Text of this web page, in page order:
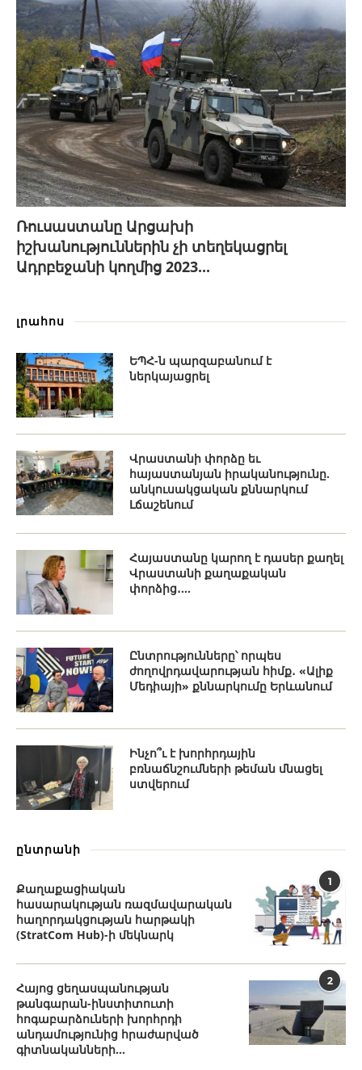
Ռուսաստանը Արցախի
իշխանություններին չի տեղեկացրել
Ադրբեջանի կողմից 2023...
լրահոս
ԵՊՀ-ն պարզաբանում է
ներկայացրել
Վրաստանի փորձը եւ
հայաստանյան իրականությունը.
անկուսակցական քննարկում
Լճաշենում
Հայաստանը կարող է դասեր քաղել
Վրաստանի քաղաքական
փորձից․...
Ընտրությունները՝ որպես
ժողովրդավարության հիմք․ «Ալիք
Մեդիայի» քննարկումը Երևանում
Ինչո՞ւ է խորհրդային
բռնաճնշումների թեման մնացել
ստվերում
ընտրանի
1
Քաղաքացիական
հասարակության ռազմավարական
հաղորդակցության հարթակի
(StratCom Hub)-ի մեկնարկ
2
Հայոց ցեղասպանության
թանգարան-ինստիտուտի
հոգաբարձուների խորհրդի
անդամությունից հրաժարված
գիտնականների...